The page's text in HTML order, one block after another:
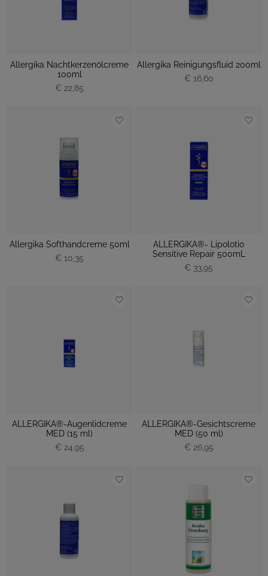
Allergika Nachtkerzenölcreme
100ml
€ 22,85
Allergika Reinigungsfluid 200ml
€ 16,60
Allergika Softhandcreme 50ml
€ 10,35
ALLERGIKA®- Lipolotio
Sensitive Repair 500mL
€ 33,95
ALLERGIKA®-Augenlidcreme
MED (15 ml)
€ 24,95
ALLERGIKA®-Gesichtscreme
MED (50 ml)
€ 26,95